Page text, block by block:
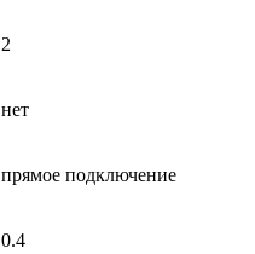
2
нет
прямое подключение
0.4